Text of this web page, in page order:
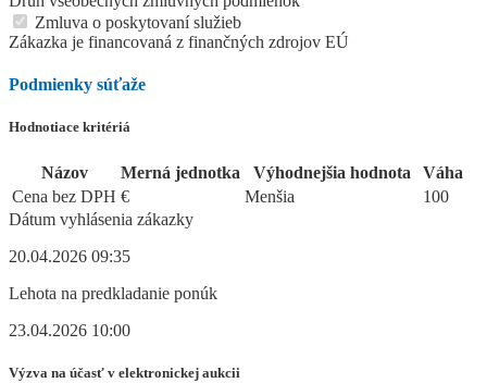
Zmluva o poskytovaní služieb
Zákazka je financovaná z finančných zdrojov EÚ
Podmienky súťaže
Hodnotiace kritériá
Názov Merná jednotka Výhodnejšia hodnota
Váha
Cena bez DPH € Menšia
100
Dátum vyhlásenia zákazky
20.04.2026 09:35
Lehota na predkladanie ponúk
23.04.2026 10:00
Výzva na účasť v elektronickej aukcii